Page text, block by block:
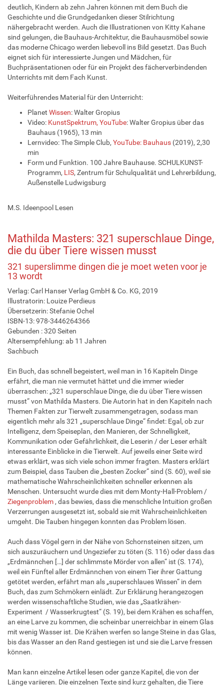
deutlich, Kindern ab zehn Jahren können mit dem Buch die
Geschichte und die Grundgedanken dieser Stilrichtung
nähergebracht werden. Auch die Illustrationen von Kitty Kahane
sind gelungen, die Bauhaus-Architektur, die Bauhausmöbel sowie
das moderne Chicago werden liebevoll ins Bild gesetzt. Das Buch
eignet sich für interessierte Jungen und Mädchen, für
Buchpräsentationen oder für ein Projekt des fächerverbindenden
Unterrichts mit dem Fach Kunst.
Weiterführendes Material für den Unterricht:
Planet Wissen: Walter Gropius
Video: KunstSpektrum, YouTube: Walter Gropius über das
Bauhaus (1965), 13 min
Lernvideo: The Simple Club, YouTube: Bauhaus (2019), 2,30
min
Form und Funktion. 100 Jahre Bauhause. SCHULKUNST-
Programm, LIS, Zentrum für Schulqualität und Lehrerbildung,
Außenstelle Ludwigsburg
M.S. Ideenpool Lesen
Mathilda Masters: 321 superschlaue Dinge,
die du über Tiere wissen musst
321 superslimme dingen die je moet weten voor je
13 wordt
Verlag: Carl Hanser Verlag GmbH & Co. KG, 2019
Illustratorin: Louize Perdieus
Übersetzerin: Stefanie Ochel
ISBN-13: 978-3446264366
Gebunden : 320 Seiten
Altersempfehlung: ab 11 Jahren
Sachbuch
Ein Buch, das schnell begeistert, weil man in 16 Kapiteln Dinge
erfährt, die man nie vermutet hättet und die immer wieder
überraschen: „321 superschlaue Dinge, die du über Tiere wissen
musst“ von Mathilda Masters. Die Autorin hat in den Kapiteln nach
Themen Fakten zur Tierwelt zusammengetragen, sodass man
eigentlich mehr als 321 „superschlaue Dinge“ findet: Egal, ob zur
Intelligenz, dem Speiseplan, den Manieren, der Schnelligkeit,
Kommunikation oder Gefährlichkeit, die Leserin / der Leser erhält
interessante Einblicke in die Tierwelt. Auf jeweils einer Seite wird
etwas erklärt, was sich viele schon immer fragten. Masters erklärt
zum Beispiel, dass Tauben die „besten Zocker“ sind (S. 60), weil sie
mathematische Wahrscheinlichkeiten schneller erkennen als
Menschen. Untersucht wurde dies mit dem Monty-Hall-Problem /
Ziegenproblem , das bewies, dass die menschliche Intuition großen
Verzerrungen ausgesetzt ist, sobald sie mit Wahrscheinlichkeiten
umgeht. Die Tauben hingegen konnten das Problem lösen.
Auch dass Vögel gern in der Nähe von Schornsteinen sitzen, um
sich auszuräuchern und Ungeziefer zu töten (S. 116) oder dass das
„Erdmännchen […] der schlimmste Mörder von allen“ ist (S. 174),
weil ein Fünftel aller Erdmännchen von einem Tier ihrer Gattung
getötet werden, erfährt man als „superschlaues Wissen“ in dem
Buch, das zum Schmökern einlädt. Zur Erklärung herangezogen
werden wissenschaftliche Studien, wie das „Saatkrähen-
Experiment / Wasserkrugtest“ (S. 19), bei dem Krähen es schaffen,
an eine Larve zu kommen, die scheinbar unerreichbar in einem Glas
mit wenig Wasser ist. Die Krähen werfen so lange Steine in das Glas,
bis das Wasser an den Rand gestiegen ist und sie die Larve fressen
können.
Man kann einzelne Artikel lesen oder ganze Kapitel, die von der
Länge variieren. Die einzelnen Texte sind kurz gehalten, die Tiere